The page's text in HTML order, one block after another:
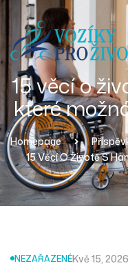
15 věcí o
které
Homepage
15 Věcí O Životě S
NEZAŘAZENÉKvě 15, 2026